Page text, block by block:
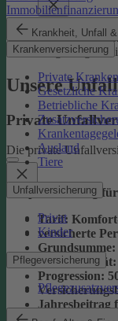
Krankheit, Unfall
Krankenversicherung
Private
Gesetzliche
Betriebliche
Ausland
Tiere
Unfallversicherung
Privat
Kinder
Pflegeversicherung
Mit der
sowie die
Vergiftungen
Unsere
Private
Die private
Beispielrechnung
Tarif:
versicherte
Grundsumme:
Vollinvalidität:
Progression:
Jahresbeitrag